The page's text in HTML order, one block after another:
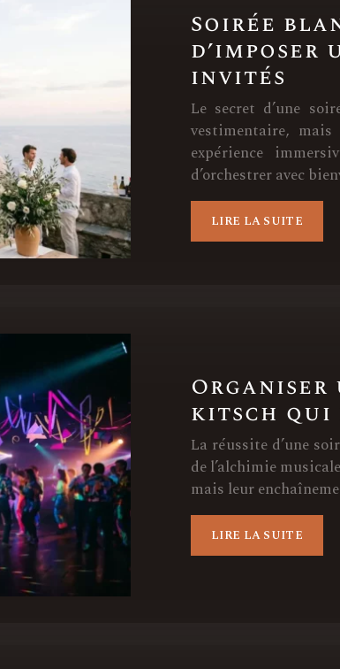
Soirée
d’imposer
invités
Le secret d’une
vestimentaire,
expérience
d’orchestrer avec
LIRE LA SUITE
Organiser
kitsch
La réussite d’une
de l’alchimie
mais leur
LIRE LA SUITE